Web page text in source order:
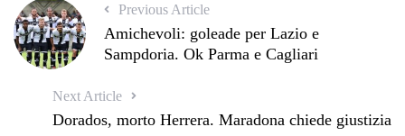
Previous Article
Amichevoli: goleade per Lazio e
Sampdoria. Ok Parma e Cagliari
Next Article
Dorados, morto Herrera. Maradona chiede giustizia